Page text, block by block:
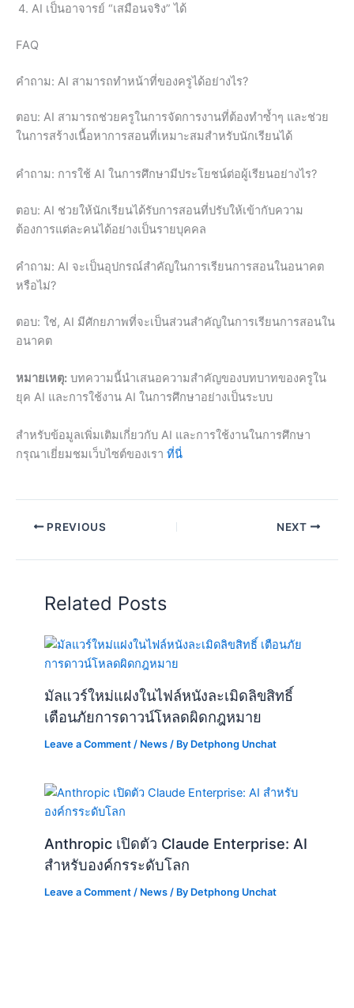
AI เป็นอาจารย์ “เสมือนจริง” ได้
FAQ
คำถาม: AI สามารถทำหน้าที่ของครูได้อย่างไร?
ตอบ: AI สามารถช่วยครูในการจัดการงานที่ต้องทำซ้ำๆ และช่วย
ในการสร้างเนื้อหาการสอนที่เหมาะสมสำหรับนักเรียนได้
คำถาม: การใช้ AI ในการศึกษามีประโยชน์ต่อผู้เรียนอย่างไร?
ตอบ: AI ช่วยให้นักเรียนได้รับการสอนที่ปรับให้เข้ากับความ
ต้องการแต่ละคนได้อย่างเป็นรายบุคคล
คำถาม: AI จะเป็นอุปกรณ์สำคัญในการเรียนการสอนในอนาคต
หรือไม่?
ตอบ: ใช่, AI มีศักยภาพที่จะเป็นส่วนสำคัญในการเรียนการสอนใน
อนาคต
หมายเหตุ: บทความนี้นำเสนอความสำคัญของบทบาทของครูใน
ยุค AI และการใช้งาน AI ในการศึกษาอย่างเป็นระบบ
สำหรับข้อมูลเพิ่มเติมเกี่ยวกับ AI และการใช้งานในการศึกษา
กรุณาเยี่ยมชมเว็บไซต์ของเรา ที่นี่
PREVIOUS NEXT
Related Posts
มัลแวร์ใหม่แฝงในไฟล์หนังละเมิดลิขสิทธิ์
เตือนภัยการดาวน์โหลดผิดกฎหมาย
Leave a Comment / News / By Detphong Unchat
Anthropic เปิดตัว Claude Enterprise: AI
สำหรับองค์กรระดับโลก
Leave a Comment / News / By Detphong Unchat